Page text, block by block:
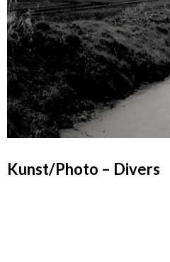
Kunst/Photo – Divers